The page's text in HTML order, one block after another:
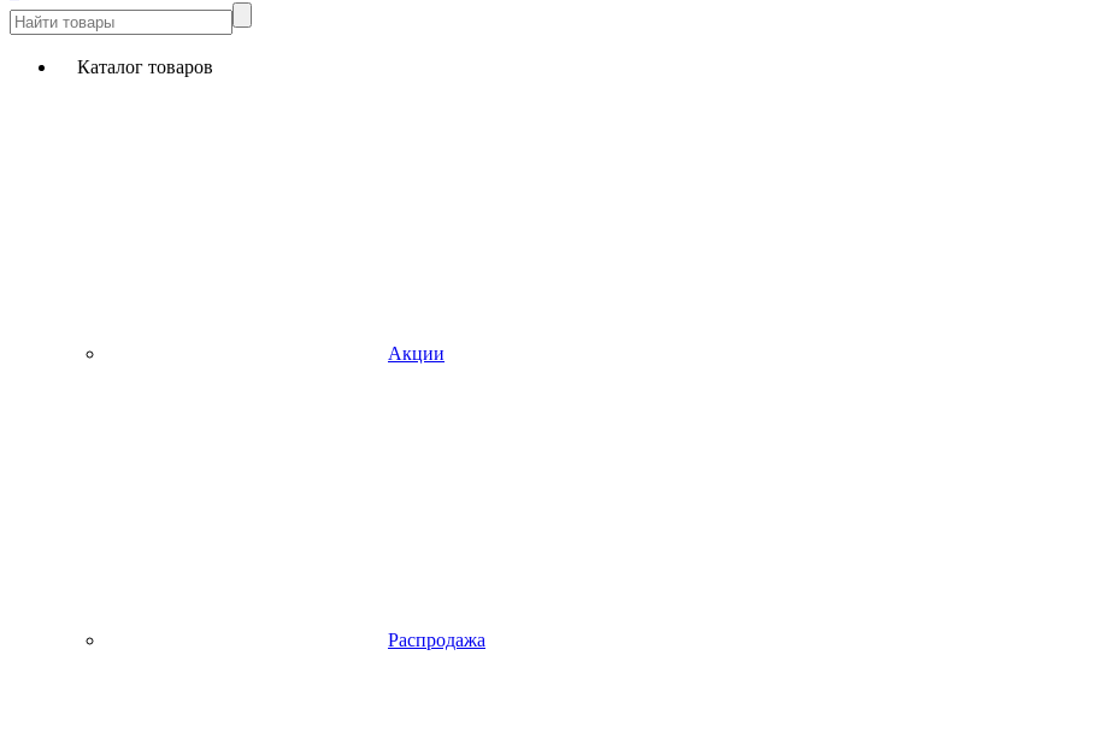
Каталог товаров
Акции
Распродажа